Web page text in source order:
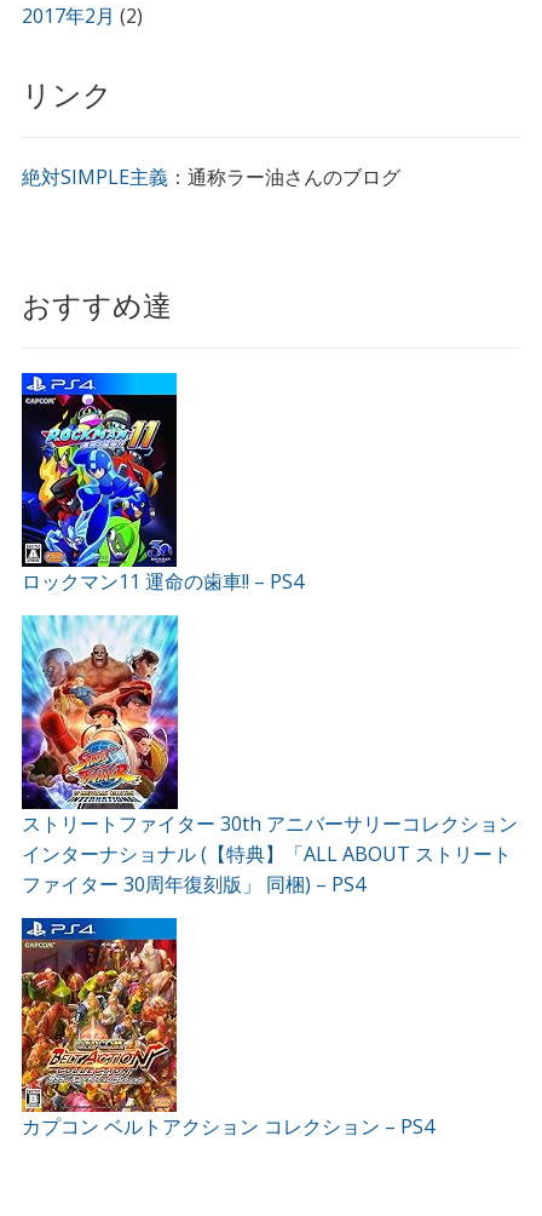
2017年2月 (2)
リンク
絶対SIMPLE主義：通称ラー油さんのブログ
おすすめ達
ロックマン11 運命の歯車!! – PS4
ストリートファイター 30th アニバーサリーコレクション
インターナショナル (【特典】「ALL ABOUT ストリート
ファイター 30周年復刻版」 同梱) – PS4
カプコン ベルトアクション コレクション – PS4